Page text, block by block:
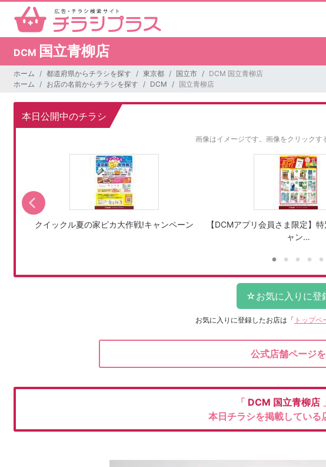
DCM 国立青柳店
ホーム 都道府県からチラシを探す 東京都 国立市
DCM 国立青柳店
ホーム
お店の名前からチラシを探す DCM 国立青柳店
本日公開中のチラシ
画像はイメージです。 画像をクリックす
クイックル夏の家ピカ大作戦!キャンペーン
【DCMアプリ会員さま限定】
ャン…
お気に入りに登録したお店は 「 トップペ
公式店舗ページを
「 DCM 国立青柳店
本日チラシを掲載している